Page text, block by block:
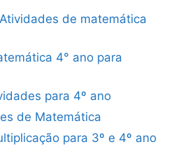
Atividades de matemática
4° ano para
para 4º ano
de Matemática
para 3º e 4º ano